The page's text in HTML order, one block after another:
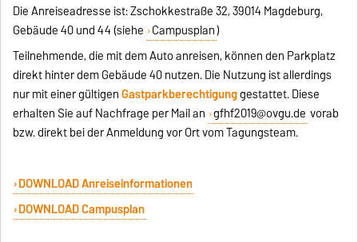
Die Anreiseadresse ist: Zschokkestraße 32, 39014 Magdeburg,
Gebäude 40 und 44 (siehe Campusplan)
Teilnehmende, die mit dem Auto anreisen, können den Parkplatz
direkt hinter dem Gebäude 40 nutzen. Die Nutzung ist allerdings
nur mit einer gültigenGastparkberechtigunggestattet. Diese
erhalten Sie auf Nachfrage per Mail an gfhf2019@ovgu.de vorab
bzw. direkt bei der Anmeldung vor Ort vom Tagungsteam.
DOWNLOAD Anreiseinformationen
DOWNLOAD Campusplan